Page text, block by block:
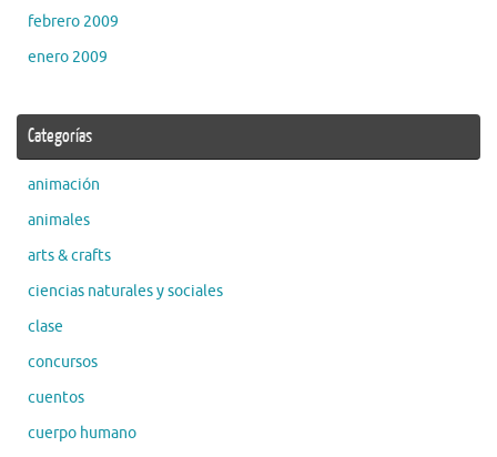
febrero 2009
enero 2009
Categorías
animación
animales
arts & crafts
ciencias naturales y sociales
clase
concursos
cuentos
cuerpo humano